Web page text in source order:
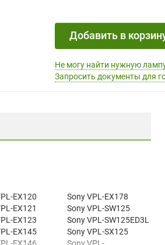
Добавить в
Не могу найти нужную
Запросить документы для
EX120
EX121
EX123
EX145
EX146
Sony VPL-EX178
Sony VPL-SW125
Sony VPL-SW125ED3L
Sony VPL-SX125
Sony VPL-